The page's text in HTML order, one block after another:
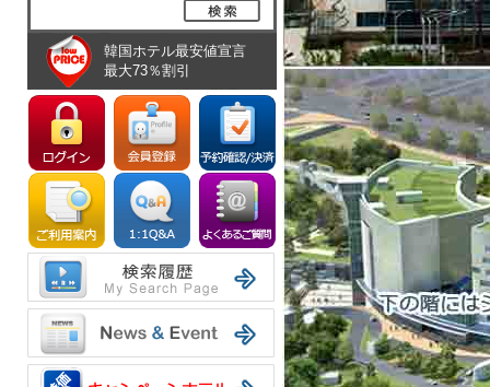
韓国ホテル最安値宣言
最大73％割引